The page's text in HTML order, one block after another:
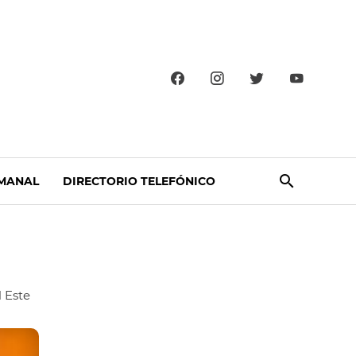
DIRECTORIO TELEFÓNICO
Este